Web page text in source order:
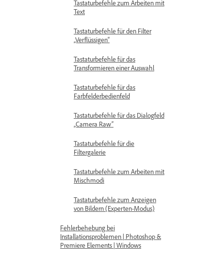
Tastaturbefehle zum Arbeiten mit
Text
Tastaturbefehle für den Filter
„Verflüssigen“
Tastaturbefehle für das
Transformieren einer Auswahl
Tastaturbefehle für das
Farbfelderbedienfeld
Tastaturbefehle für das Dialogfeld
„Camera Raw“
Tastaturbefehle für die
Filtergalerie
Tastaturbefehle zum Arbeiten mit
Mischmodi
Tastaturbefehle zum Anzeigen
von Bildern (Experten-Modus)
Fehlerbehebung bei
Installationsproblemen | Photoshop &
Premiere Elements | Windows